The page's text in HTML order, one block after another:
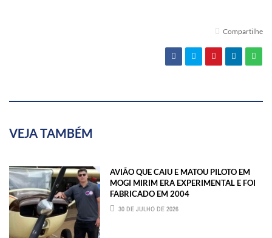
Compartilhe
VEJA TAMBÉM
AVIÃO QUE CAIU E MATOU PILOTO EM
MOGI MIRIM ERA EXPERIMENTAL E FOI
FABRICADO EM 2004
30 DE JULHO DE 2026